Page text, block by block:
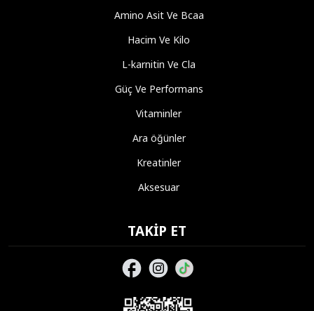
Amino Asit Ve Bcaa
Hacim Ve Kilo
L-karnitin Ve Cla
Güç Ve Performans
Vitaminler
Ara öğünler
Kreatinler
Aksesuar
TAKIP ET